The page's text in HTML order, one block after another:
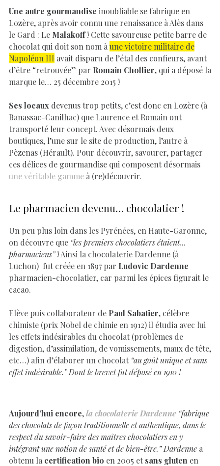
Une autre gourmandise inoubliable se fabrique en
Lozère, après avoir connu une renaissance à Alès dans
le Gard : Le Malakoff! Cette savoureuse petite barre de
chocolat qui doit son nom à une victoire militaire de
Napoléon III avait disparu de l’étal des confieurs, avant
d’être “retrouvée” par Romain Chollier, qui a déposé la
marque le… 25 décembre 2015 !
Ses locaux devenus trop petits, c’est donc en Lozère (à
Banassac-Canilhac) que Laurence et Romain ont
transporté leur concept. Avec désormais deux
boutiques, l’une sur le site de production, l’autre à
Pèzenas (Hérault). Pour découvrir, savourer, partager
ces délices de gourmandise qui composent désormais
une véritable gamme à (re)découvrir.
Le pharmacien devenu… chocolatier !
Un peu plus loin dans les Pyrénées, en Haute-Garonne,
on découvre que “les premiers chocolatiers étaient…
pharmaciens”! Ainsi la chocolaterie Dardenne (à
Luchon) fut créée en 1897 par Ludovic Dardenne
pharmacien-chocolatier, car parmi les épices figurait le
cacao.
Elève puis collaborateur de Paul Sabatier, célèbre
chimiste (prix Nobel de chimie en 1912) il étudia avec lui
les effets indésirables du chocolat (problèmes de
digestion, d’assimilation, de vomissements, maux de tête,
etc…) afin d’élaborer un chocolat “au goût unique et sans
effet indésirable.” Dont le brevet fut déposé en 1910 !
Aujourd’hui encore,la chocolaterie Dardenne “fabrique
des chocolats de façon traditionnelle et authentique, dans le
respect du savoir-faire des maîtres chocolatiers en y
intégrant une notion de santé et de bien-être.” Dardenne a
obtenu la certification bio en 2005 et sans gluten en